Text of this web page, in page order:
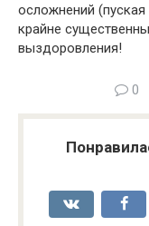
осложнений
крайне
выздоровления!
0